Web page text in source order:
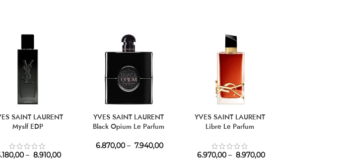
SAINT LAURENT
Myslf EDP
– 8.910,00
YVES SAINT LAURENT
Black Opium Le Parfum
6.870,00 – 7.940,00
YVES SAINT LAURENT
Libre Le Parfum
6.970,00 – 8.970,00